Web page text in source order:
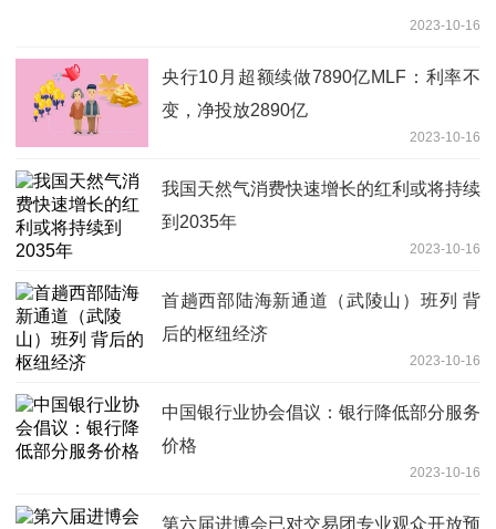
2023-10-16
央行10月超额续做7890亿MLF：利率不
变，净投放2890亿
2023-10-16
我国天然气消费快速增长的红利或将持续
到2035年
2023-10-16
首趟西部陆海新通道（武陵山）班列 背
后的枢纽经济
2023-10-16
中国银行业协会倡议：银行降低部分服务
价格
2023-10-16
第六届进博会已对交易团专业观众开放预